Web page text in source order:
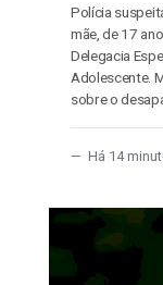
Polícia
mãe, de 17
Delegacia
Adolescente.
sobre o
Há 14